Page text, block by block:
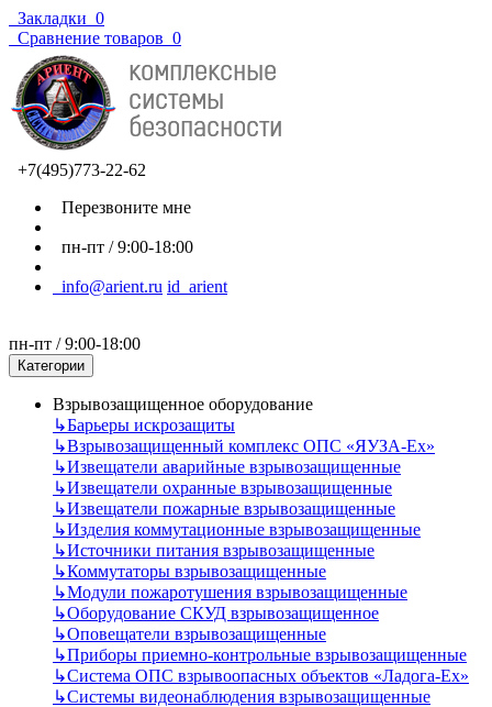
Закладки 0
Сравнение товаров 0
+7(495)773-22-62
Перезвоните мне
пн-пт / 9:00-18:00
info@arient.ru id_arient
пн-пт / 9:00-18:00
Категории
Взрывозащищенное оборудование
↳Барьеры искрозащиты
↳Взрывозащищенный комплекс ОПС «ЯУЗА-Ех»
↳Извещатели аварийные взрывозащищенные
↳Извещатели охранные взрывозащищенные
↳Извещатели пожарные взрывозащищенные
↳Изделия коммутационные взрывозащищенные
↳Источники питания взрывозащищенные
↳Коммутаторы взрывозащищенные
↳Модули пожаротушения взрывозащищенные
↳Оборудование СКУД взрывозащищенное
↳Оповещатели взрывозащищенные
↳Приборы приемно-контрольные взрывозащищенные
↳Система ОПС взрывоопасных объектов «Ладога-Ex»
↳Системы видеонаблюдения взрывозащищенные